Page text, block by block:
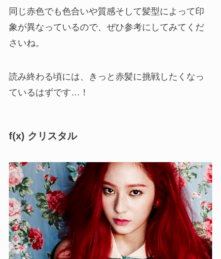
同じ赤色でも色合いや質感そして髪型によって印
象が異なっているので、ぜひ参考にしてみてくだ
さいね。
読み終わる頃には、きっと赤髪に挑戦したくなっ
ているはずです…！
f(x) クリスタル